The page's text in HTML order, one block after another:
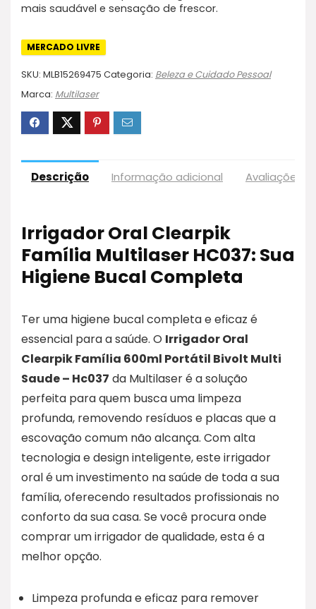
mais saudável e sensação de frescor.
MERCADO LIVRE
SKU: MLB15269475 Categoria: Beleza e Cuidado Pessoal
Marca: Multilaser
Descrição Informação adicional Avaliações
Irrigador Oral Clearpik
Família Multilaser HC037: Sua
Higiene Bucal Completa
Ter uma higiene bucal completa e eficaz é
essencial para a saúde. O Irrigador Oral
Clearpik Família 600ml Portátil Bivolt Multi
Saude – Hc037 da Multilaser é a solução
perfeita para quem busca uma limpeza
profunda, removendo resíduos e placas que a
escovação comum não alcança. Com alta
tecnologia e design inteligente, este irrigador
oral é um investimento na saúde de toda a sua
família, oferecendo resultados profissionais no
conforto da sua casa. Se você procura onde
comprar um irrigador de qualidade, esta é a
melhor opção.
Limpeza profunda e eficaz para remover